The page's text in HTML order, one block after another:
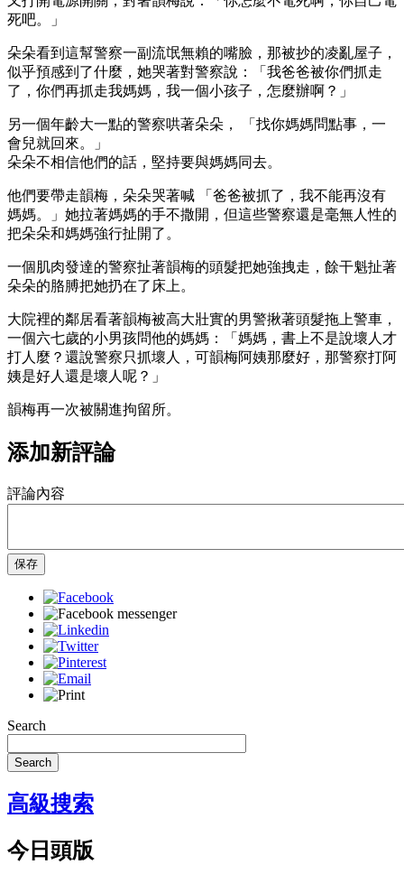
死吧。」
朵朵看到這幫警察一副流氓無賴的嘴臉，那被抄的凌亂屋子，
似乎預感到了什麼，她哭著對警察說：「我爸爸被你們抓走
了，你們再抓走我媽媽，我一個小孩子，怎麼辦啊？」
另一個年齡大一點的警察哄著朵朵， 「找你媽媽問點事，一
會兒就回來。」
朵朵不相信他們的話，堅持要與媽媽同去。
他們要帶走韻梅，朵朵哭著喊 「爸爸被抓了，我不能再沒有
媽媽。」她拉著媽媽的手不撒開，但這些警察還是毫無人性的
把朵朵和媽媽強行扯開了。
一個肌肉發達的警察扯著韻梅的頭髮把她強拽走，餘干魁扯著
朵朵的胳膊把她扔在了床上。
大院裡的鄰居看著韻梅被高大壯實的男警揪著頭髮拖上警車，
一個六七歲的小男孩問他的媽媽：「媽媽，書上不是說壞人才
打人麼？還說警察只抓壞人，可韻梅阿姨那麼好，那警察打阿
姨是好人還是壞人呢？」
韻梅再一次被關進拘留所。
添加新評論
評論內容
保存
Search
Search
高級搜索
今日頭版